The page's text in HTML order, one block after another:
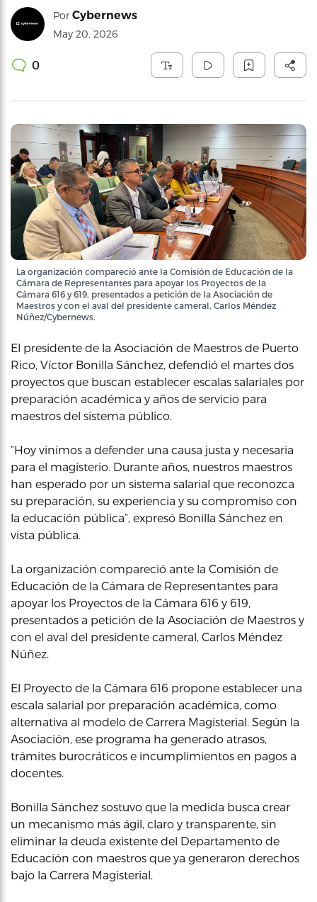
Por Cybernews
May 20, 2026
0
La organización compareció ante la Comisión de Educación de la
Cámara de Representantes para apoyar los Proyectos de la
Cámara 616 y 619, presentados a petición de la Asociación de
Maestros y con el aval del presidente cameral, Carlos Méndez
Núñez/Cybernews.
El presidente de la Asociación de Maestros de Puerto
Rico, Víctor Bonilla Sánchez, defendió el martes dos
proyectos que buscan establecer escalas salariales por
preparación académica y años de servicio para
maestros del sistema público.
“Hoy vinimos a defender una causa justa y necesaria
para el magisterio. Durante años, nuestros maestros
han esperado por un sistema salarial que reconozca
su preparación, su experiencia y su compromiso con
la educación pública”, expresó Bonilla Sánchez en
vista pública.
La organización compareció ante la Comisión de
Educación de la Cámara de Representantes para
apoyar los Proyectos de la Cámara 616 y 619,
presentados a petición de la Asociación de Maestros y
con el aval del presidente cameral, Carlos Méndez
Núñez.
El Proyecto de la Cámara 616 propone establecer una
escala salarial por preparación académica, como
alternativa al modelo de Carrera Magisterial. Según la
Asociación, ese programa ha generado atrasos,
trámites burocráticos e incumplimientos en pagos a
docentes.
Bonilla Sánchez sostuvo que la medida busca crear
un mecanismo más ágil, claro y transparente, sin
eliminar la deuda existente del Departamento de
Educación con maestros que ya generaron derechos
bajo la Carrera Magisterial.